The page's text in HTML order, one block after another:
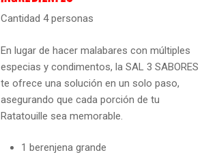
Cantidad 4 personas
En lugar de hacer malabares con múltiples
especias y condimentos, la SAL 3 SABORES
te ofrece una solución en un solo paso,
asegurando que cada porción de tu
Ratatouille sea memorable.
1 berenjena grande